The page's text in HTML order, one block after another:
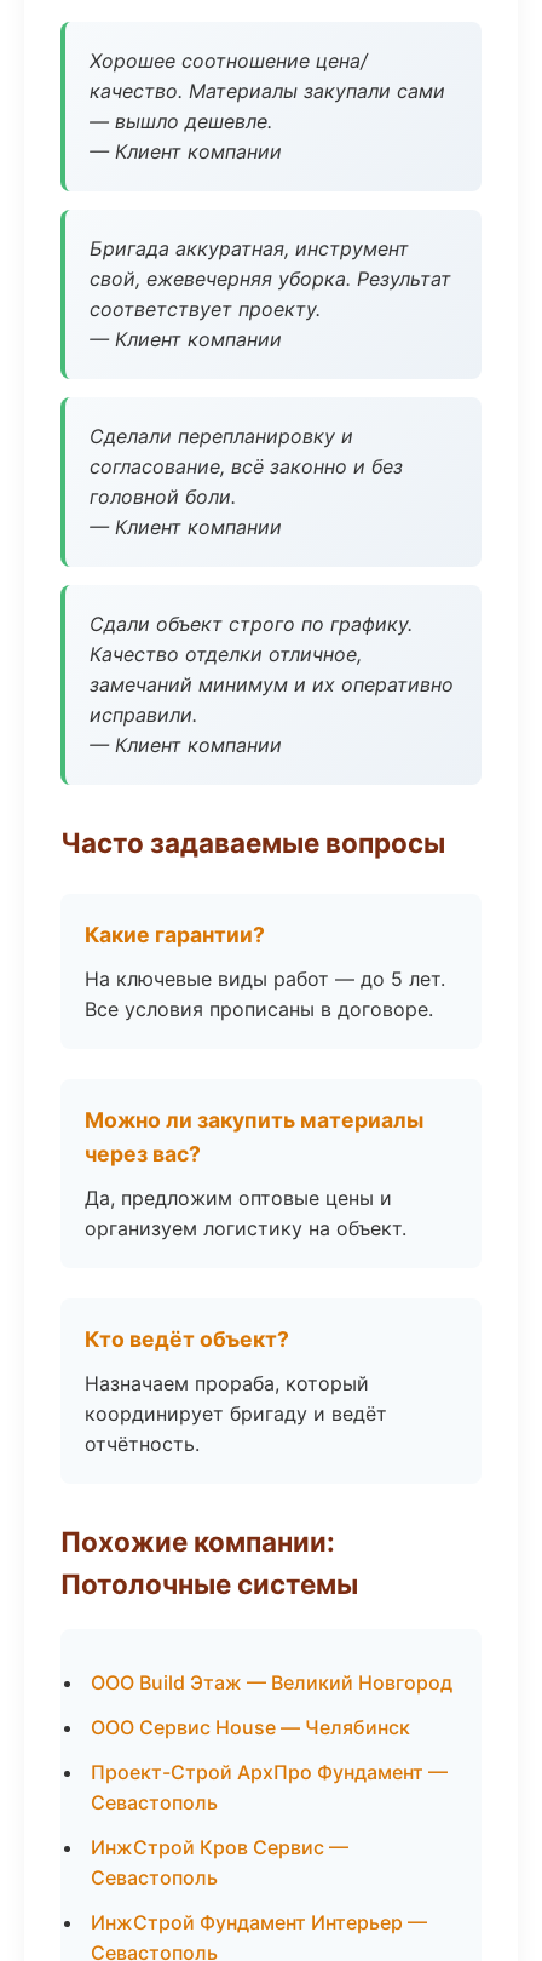
Хорошее соотношение цена/
качество. Материалы закупали сами
— вышло дешевле.
— Клиент компании
Бригада аккуратная, инструмент
свой, ежевечерняя уборка. Результат
соответствует проекту.
— Клиент компании
Сделали перепланировку и
согласование, всё законно и без
головной боли.
— Клиент компании
Сдали объект строго по графику.
Качество отделки отличное,
замечаний минимум и их оперативно
исправили.
— Клиент компании
Часто задаваемые вопросы
Какие гарантии?
На ключевые виды работ — до 5 лет.
Все условия прописаны в договоре.
Можно ли закупить материалы
через вас?
Да, предложим оптовые цены и
организуем логистику на объект.
Кто ведёт объект?
Назначаем прораба, который
координирует бригаду и ведёт
отчётность.
Похожие компании:
Потолочные системы
ООО Build Этаж — Великий Новгород
ООО Сервис House — Челябинск
Проект-Строй АрхПро Фундамент —
Севастополь
ИнжСтрой Кров Сервис —
Севастополь
ИнжСтрой Фундамент Интерьер —
Севастополь